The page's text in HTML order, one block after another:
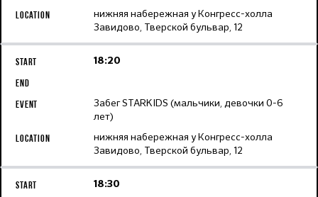
нижняя набережная у Конгресс-холла
Завидово, Тверской бульвар, 12
18:20
Забег STARKIDS (мальчики, девочки 0-6
лет)
нижняя набережная у Конгресс-холла
Завидово, Тверской бульвар, 12
18:30